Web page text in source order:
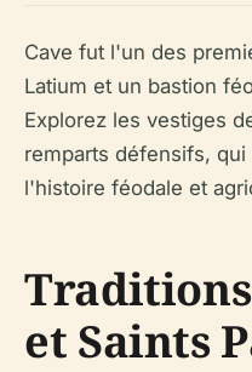
Cave fut l'un des
Latium et un bastion
Explorez les vestiges
remparts défensifs,
l'histoire féodale et
et Saints